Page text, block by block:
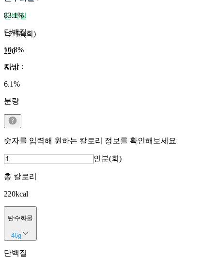
단백질
1인분(회)
220
Kcal
83.1%
단백질:
10.8%
지방 :
6.1%
분량
숫자를 입력해 원하는 칼로리 정보를 확인해보세요
인분(회)
총 칼로리
220kcal
탄수화물
46g
단백질